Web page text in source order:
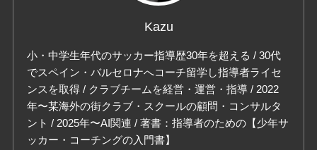
Kazu
小・中学生年代のサッカー指導歴30年を超える / 30代
でスペイン・バルセロナへコーチ留学し指導者ライセ
ンスを取得 / クラブチームを経営・運営・指導 / 2022
年〜某海外の街クラブ・スクールの顧問・コンサルタ
ント / 2025年〜AI関連 / 著書：指導者のための【少年サ
ッカー・コーチングの入門書】